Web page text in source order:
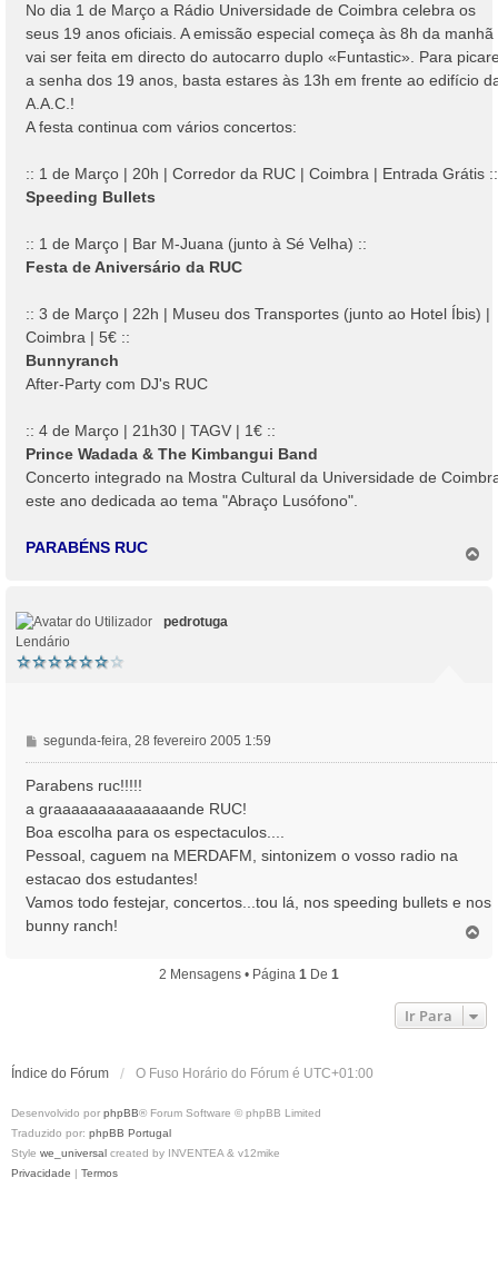
g
e
m
No dia 1 de Março a Rádio Universidade de Coimbra celebra os
seus 19 anos oficiais. A emissão especial começa às 8h da manhã
vai ser feita em directo do autocarro duplo «Funtastic». Para
a senha dos 19 anos, basta estares às 13h em frente ao edifício
A.A.C.!
A festa continua com vários concertos:
:: 1 de Março | 20h | Corredor da RUC | Coimbra | Entrada Grátis ::
Speeding Bullets
:: 1 de Março | Bar M-Juana (junto à Sé Velha) ::
Festa de Aniversário da RUC
:: 3 de Março | 22h | Museu dos Transportes (junto ao Hotel Íbis) |
Coimbra | 5€ ::
Bunnyranch
After-Party com DJ's RUC
:: 4 de Março | 21h30 | TAGV | 1€ ::
Prince Wadada & The Kimbangui Band
Concerto integrado na Mostra Cultural da Universidade de
este ano dedicada ao tema "Abraço Lusófono".
PARABÉNS RUC
pedrotuga
Lendário
M
e
n
a
g
e
m
segunda-feira, 28 fevereiro 2005 1:59
Parabens ruc!!!!!
a graaaaaaaaaaaaaande RUC!
Boa escolha para os espectaculos....
Pessoal, caguem na MERDAFM, sintonizem o vosso radio na
estacao dos estudantes!
Vamos todo festejar, concertos...tou lá, nos speeding bullets e nos
bunny ranch!
2 Mensagens • Página 1 De 1
Ir Para
Índice do Fórum O Fuso Horário do Fórum é UTC+01:00
Desenvolvido por phpBB® Forum Software © phpBB Limited
Traduzido por: phpBB Portugal
Style we_universal created by INVENTEA & v12mike
Privacidade
Termos